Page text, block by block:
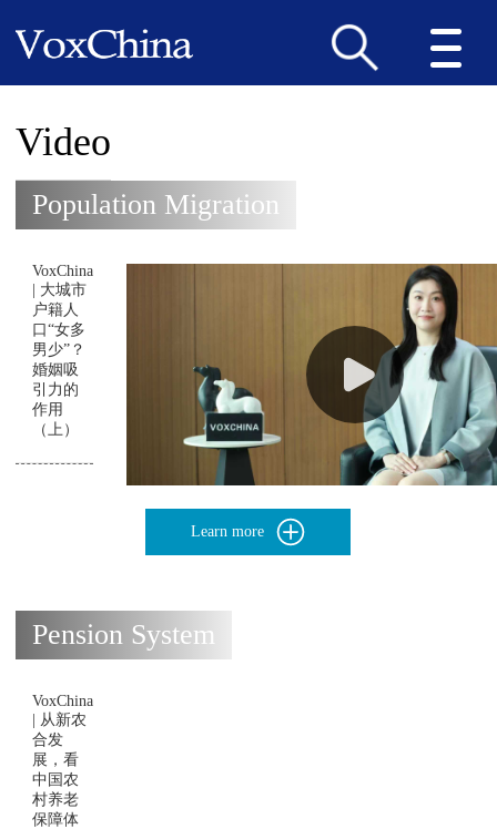
Video
Population Migration
VoxChina
| 大城市
户籍人
口“女多
男少”？
婚姻吸
引力的
作用
（上）
Learn more
Pension System
VoxChina
| 从新农
合发
展，看
中国农
村养老
保障体